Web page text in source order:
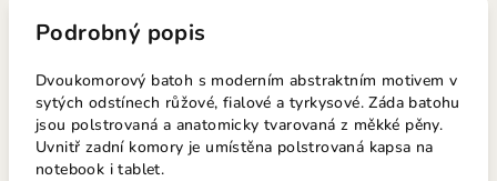
Podrobný popis
Dvoukomorový batoh s moderním abstraktním motivem v
sytých odstínech růžové, fialové a tyrkysové. Záda batohu
jsou polstrovaná a anatomicky tvarovaná z měkké pěny.
Uvnitř zadní komory je umístěna polstrovaná kapsa na
notebook i tablet.